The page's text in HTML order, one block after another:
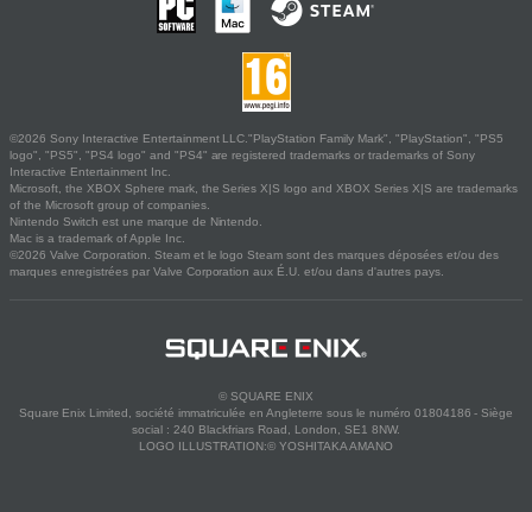
©2026 Sony Interactive Entertainment LLC."PlayStation Family Mark", "PlayStation", "PS5
logo", "PS5", "PS4 logo" and "PS4" are registered trademarks or trademarks of Sony
Interactive Entertainment Inc.
Microsoft, the XBOX Sphere mark, the Series X|S logo and XBOX Series X|S are trademarks
of the Microsoft group of companies.
Nintendo Switch est une marque de Nintendo.
Mac is a trademark of Apple Inc.
©2026 Valve Corporation. Steam et le logo Steam sont des marques déposées et/ou des
marques enregistrées par Valve Corporation aux É.U. et/ou dans d'autres pays.
© SQUARE ENIX
Square Enix Limited, société immatriculée en Angleterre sous le numéro 01804186 - Siège
social : 240 Blackfriars Road, London, SE1 8NW.
LOGO ILLUSTRATION:© YOSHITAKA AMANO